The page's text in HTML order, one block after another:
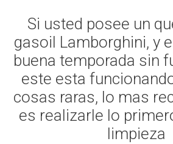
Si usted posee un
gasoil Lamborghini, y
buena temporada sin
este esta
cosas raras, lo mas
es realizarle lo
limpieza